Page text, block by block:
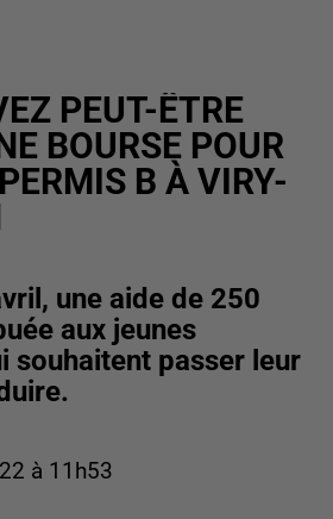
PEUT-ÊTRE
BOURSE POUR
B À VIRY-
une aide de 250
aux jeunes
souhaitent passer leur
à 11h53